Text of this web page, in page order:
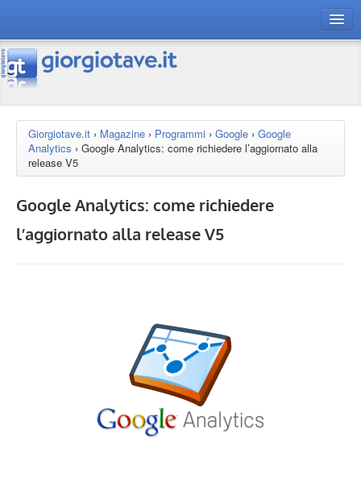
connect gt
risorse
Chi siamo
Giorgiotave.it › Magazine › Programmi › Google › Google
Analytics › Google Analytics: come richiedere l’aggiornato alla
release V5
Google Analytics: come richiedere
l’aggiornato alla release V5